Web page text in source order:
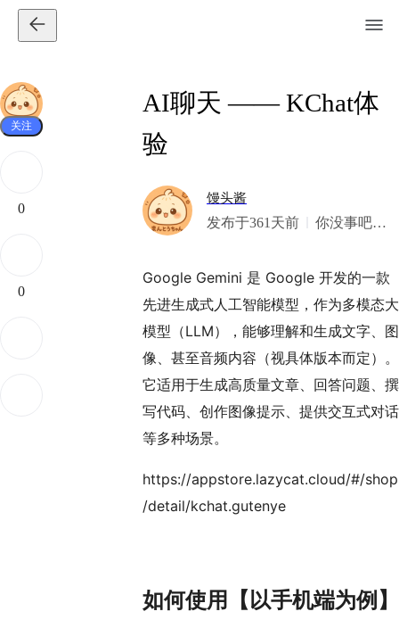
关注
0
0
AI聊天 —— KChat体
验
馒头酱
发布于361天前
你没事吧？
Google Gemini 是 Google 开发的一款
先进生成式人工智能模型，作为多模态大
模型（LLM），能够理解和生成文字、图
像、甚至音频内容（视具体版本而定）。
它适用于生成高质量文章、回答问题、撰
写代码、创作图像提示、提供交互式对话
等多种场景。
https://appstore.lazycat.cloud/#/shop
/detail/kchat.gutenye
如何使用【以手机端为例】